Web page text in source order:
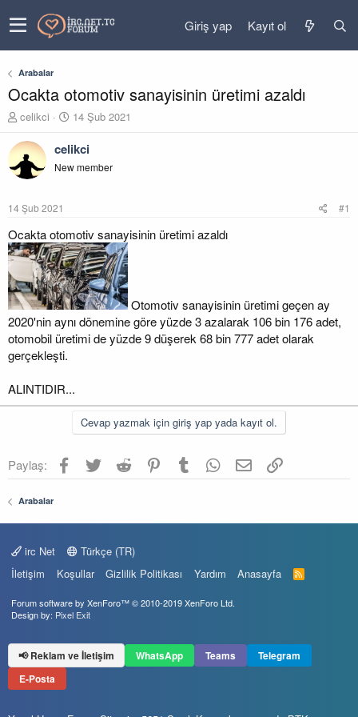
Giriş yap Kayıt ol
Arabalar
Ocakta otomotiv sanayisinin üretimi azaldı
K
n
u
y
b
a
ş
l
a
a
n
celikci
B
ş
l
a
ç
t
a
r
i
h
i
14 Şub 2021
celikci
New member
14 Şub 2021 #1
Ocakta otomotiv sanayisinin üretimi azaldı
Otomotiv sanayisinin üretimi geçen ay
2020'nin aynı dönemine göre yüzde 3 azalarak 106 bin 176 adet,
otomobil üretimi de yüzde 9 düşerek 68 bin 777 adet olarak
gerçekleşti.
ALINTIDIR...
Cevap yazmak için giriş yap yada kayıt ol.
Paylaş: Facebook
TwitterReddit PinterestTumblr WhatsApp
E-postaLink
Arabalar
irc Net
Türkçe (TR)
İletişim
Koşullar Gizlilik Politikası Yardım Anasayfa
R
S
Forum software by XenForo™© 2010-2019 XenForo Ltd.
Design by: Pixel Exit
📢 Reklam ve İletişim WhatsApp Teams
Telegram
E-Posta